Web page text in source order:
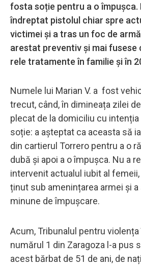
fosta soție pentru a o împușca.
îndreptat pistolul chiar spre
victimei și a tras un foc de
arestat preventiv și mai fusese
rele tratamente în familie și în
Numele lui Marian V. a fost
trecut, când, în dimineața zilei
plecat de la domiciliu cu
soție: a așteptat ca aceasta să
din cartierul Torrero pentru a o
dubă și apoi a o împușca. Nu a
intervenit actualul iubit al
ținut sub amenințarea armei și
minune de împușcare.
Acum, Tribunalul pentru
numărul 1 din Zaragoza l-a pus
acest bărbat de 51 de ani, de